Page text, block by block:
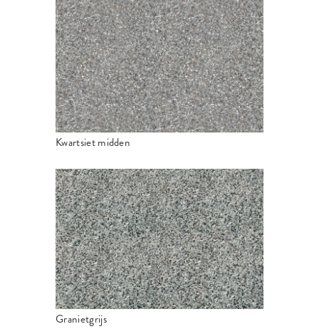
Kwartsiet midden
Granietgrijs